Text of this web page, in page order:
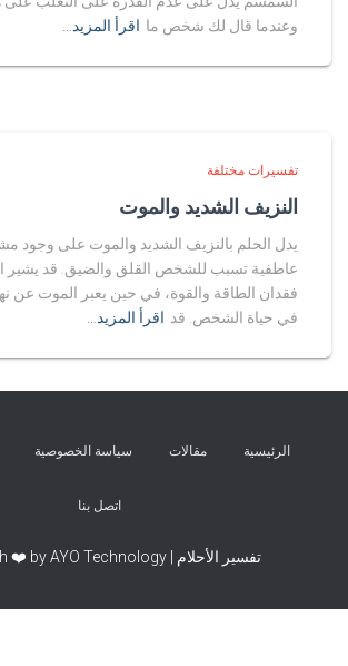
وعندما قال لك شخص ما اقرأ المزيد…
تفسيرات مختلفة
النزيف الشديد والموت
يدل الحلم بالنزيف الشديد والموت على وجود
عاطفية تسبب للشخص القلق والضيق. قد يشير
فقدان الطاقة والقوة، في حين يعبر الموت عن
في حياة الشخص. قد اقرأ المزيد…
الرئيسية مقالات سياسة الخصوصية
اتصل بنا
تفسير الأحلام | Made with ❤️ by AYO Technology